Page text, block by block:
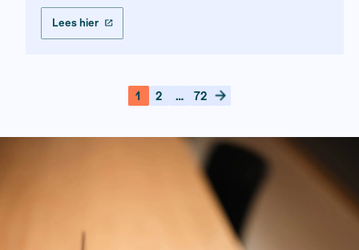
Sanne Thierens - Nijgh & Van Ditmar
De bezetting